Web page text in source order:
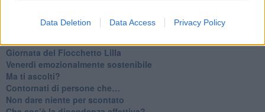
Data Deletion Data Access Privacy Policy
​Parole d’amore regalate al vento
​Essere genitori di un adolescente
​Giornata del Fiocchetto Lilla
​Venerdì emozionalmente sostenibile
Ma ti ascolti?
Contornati di persone che…
Non dare niente per scontato